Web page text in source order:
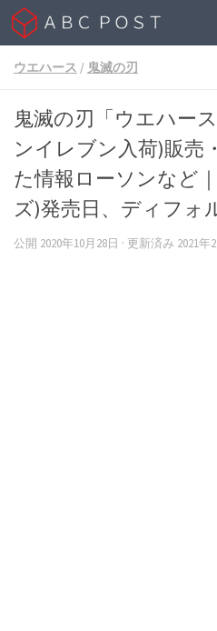
Skip to content
ウエハース / 鬼滅の刃
鬼滅の刃「ウエハー
ンイレブン入荷)販売
た情報ローソンなど
ズ)発売日、ディフォ
公開 2020年10月28日 · 更新済み 2021年